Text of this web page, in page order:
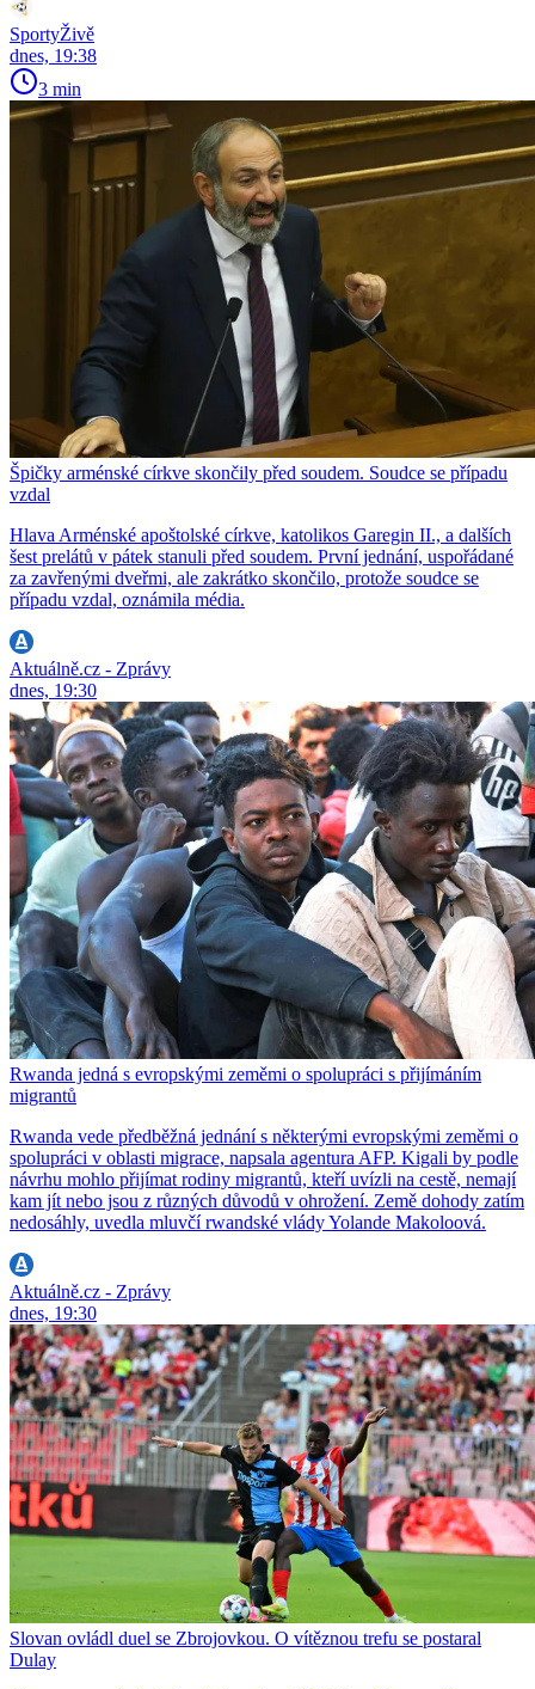
SportyŽivě
dnes, 19:38
3 min
Špičky arménské církve skončily před soudem. Soudce se případu
vzdal
Hlava Arménské apoštolské církve, katolikos Garegin II., a dalších
šest prelátů v pátek stanuli před soudem. První jednání, uspořádané
za zavřenými dveřmi, ale zakrátko skončilo, protože soudce se
případu vzdal, oznámila média.
Aktuálně.cz - Zprávy
dnes, 19:30
Rwanda jedná s evropskými zeměmi o spolupráci s přijímáním
migrantů
Rwanda vede předběžná jednání s některými evropskými zeměmi o
spolupráci v oblasti migrace, napsala agentura AFP. Kigali by podle
návrhu mohlo přijímat rodiny migrantů, kteří uvízli na cestě, nemají
kam jít nebo jsou z různých důvodů v ohrožení. Země dohody zatím
nedosáhly, uvedla mluvčí rwandské vlády Yolande Makoloová.
Aktuálně.cz - Zprávy
dnes, 19:30
Slovan ovládl duel se Zbrojovkou. O vítěznou trefu se postaral
Dulay